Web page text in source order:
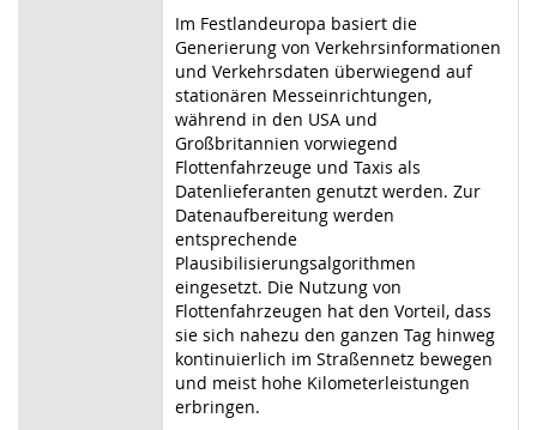
Im Festlandeuropa basiert die
Generierung von Verkehrsinformationen
und Verkehrsdaten überwiegend auf
stationären Messeinrichtungen,
während in den USA und
Großbritannien vorwiegend
Flottenfahrzeuge und Taxis als
Datenlieferanten genutzt werden. Zur
Datenaufbereitung werden
entsprechende
Plausibilisierungsalgorithmen
eingesetzt. Die Nutzung von
Flottenfahrzeugen hat den Vorteil, dass
sie sich nahezu den ganzen Tag hinweg
kontinuierlich im Straßennetz bewegen
und meist hohe Kilometerleistungen
erbringen.